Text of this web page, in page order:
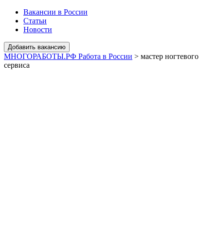
Вакансии в России
Статьи
Новости
МНОГОРАБОТЫ.РФ Работа в России > мастер ногтевого
сервиса